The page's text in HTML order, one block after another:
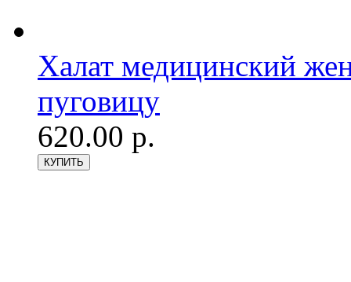
Халат медицинский
пуговицу
620.00 р.